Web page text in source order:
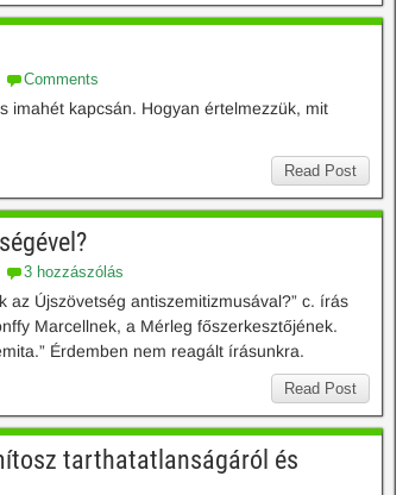
Comments
imahét kapcsán. Hogyan értelmezzük, mit
Read Post
3 hozzászólás
az Újszövetség antiszemitizmusával?” c. írás
Marcellnek, a Mérleg főszerkesztőjének.
Érdemben nem reagált írásunkra.
Read Post
tarthatatlanságáról és